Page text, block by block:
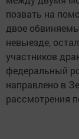
позвать на
двое
невыезде,
участников
федеральный
направлено в
рассмотрения